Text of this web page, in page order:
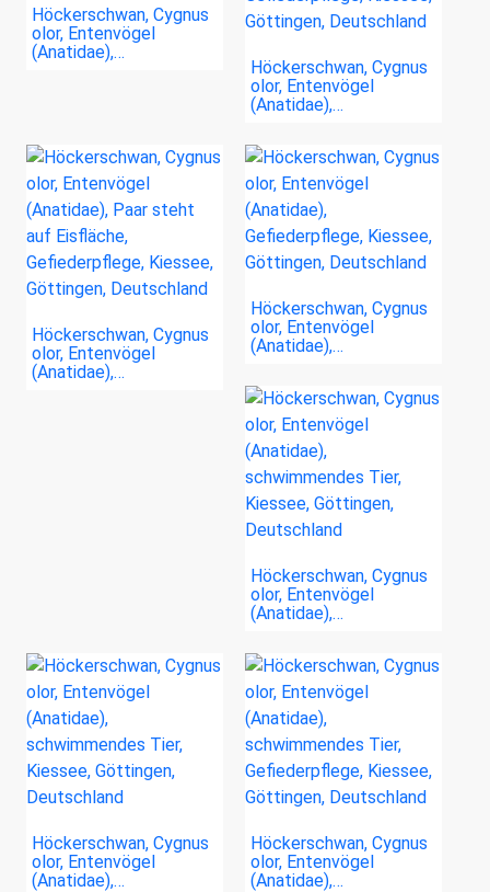
Höckerschwan, Cygnus
olor, Entenvögel
(Anatidae),…
Höckerschwan, Cygnus
olor, Entenvögel
(Anatidae),…
Höckerschwan, Cygnus
olor, Entenvögel
(Anatidae),…
Höckerschwan, Cygnus
olor, Entenvögel
(Anatidae),…
Höckerschwan, Cygnus
olor, Entenvögel
(Anatidae),…
Höckerschwan, Cygnus
olor, Entenvögel
(Anatidae),…
Höckerschwan, Cygnus
olor, Entenvögel
(Anatidae),…